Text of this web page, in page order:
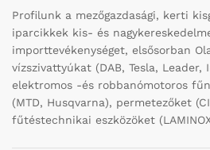
Profilunk a mezőgazdasági, kerti
iparcikkek kis- és
importtevékenységet, elsősorban
vízszivattyúkat (DAB, Tesla, Leader,
elektromos -és robbanómotoros
(MTD, Husqvarna), permetezőket
fűtéstechnikai eszközöket